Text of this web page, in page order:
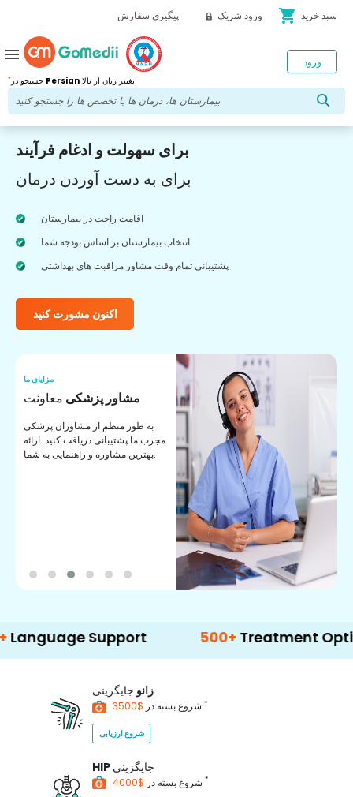
پیگیری سفارش ورود شریک shopping_cart سبد خرید
* Persian تغییر زبان از بالا
ورود menu
برای سهولت و ادغام فرآیند
برای به دست آوردن درمان
اقامت راحت در بیمارستان
انتخاب بیمارستان بر اساس بودجه شما
پشتیبانی تمام وقت مشاور مراقبت های بهداشتی
اکنون مشورت کنید
مزایای ما
مشاور پزشکی معاونت
به طور منظم از مشاوران پزشکی
مجرب ما پشتیبانی دریافت کنید. ارائه
بهترین مشاوره و راهنمایی به شما.
Support 500+ Treatment Options
زانو جایگزینی
شروع بسته در *
شروع ارزیابی
HIP جایگزینی
شروع بسته در *